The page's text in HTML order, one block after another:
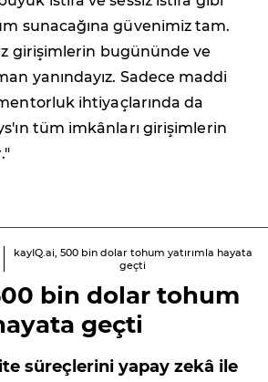
sunacağına güvenimiz tam.
girişimlerin bugününde ve
yanındayız. Sadece maddi
ihtiyaçlarında da
tüm imkânları girişimlerin
kayIQ.ai, 500 bin dolar tohum yatırımla hayata
geçti
bin dolar tohum
geçti
süreçlerini yapay zekâ ile